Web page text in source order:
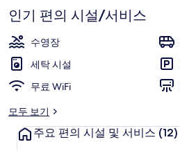
사
진
갤
러
리
기
인기 편의 시설/서비스
수영장
세탁 시설
무료 WiFi
모두 보기
주요 편의 시설 및 서비스 (12)